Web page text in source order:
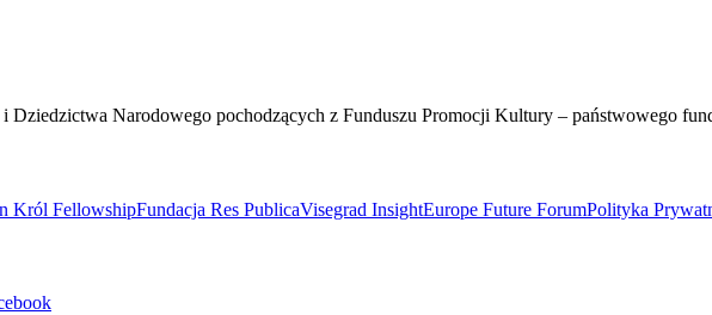
Narodowego pochodzących z Funduszu Promocji Kultury – państwowego
Król FellowshipFundacja Res PublicaVisegrad InsightEurope Future ForumPolityka